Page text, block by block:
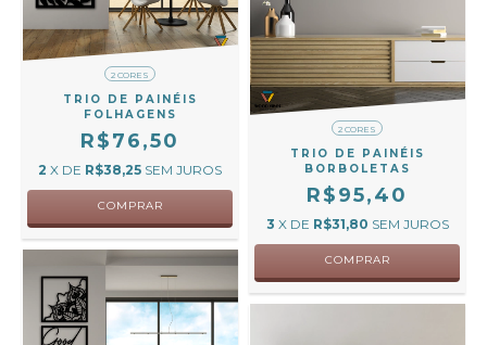
2 CORES
TRIO DE PAINÉIS
FOLHAGENS
R$76,50
2 X DE R$38,25 SEM JUROS
COMPRAR
2 CORES
TRIO DE PAINÉIS
BORBOLETAS
R$95,40
3 X DE R$31,80 SEM JUROS
COMPRAR